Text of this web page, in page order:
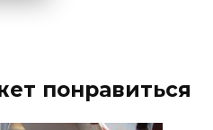
понравиться